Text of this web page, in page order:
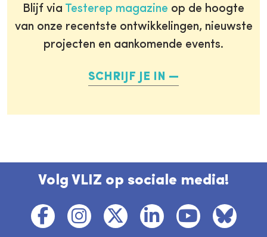
Blijf via Testerep magazine op de hoogte
van onze recentste ontwikkelingen, nieuwste
projecten en aankomende events.
SCHRIJF JE IN
Volg VLIZ op sociale media!